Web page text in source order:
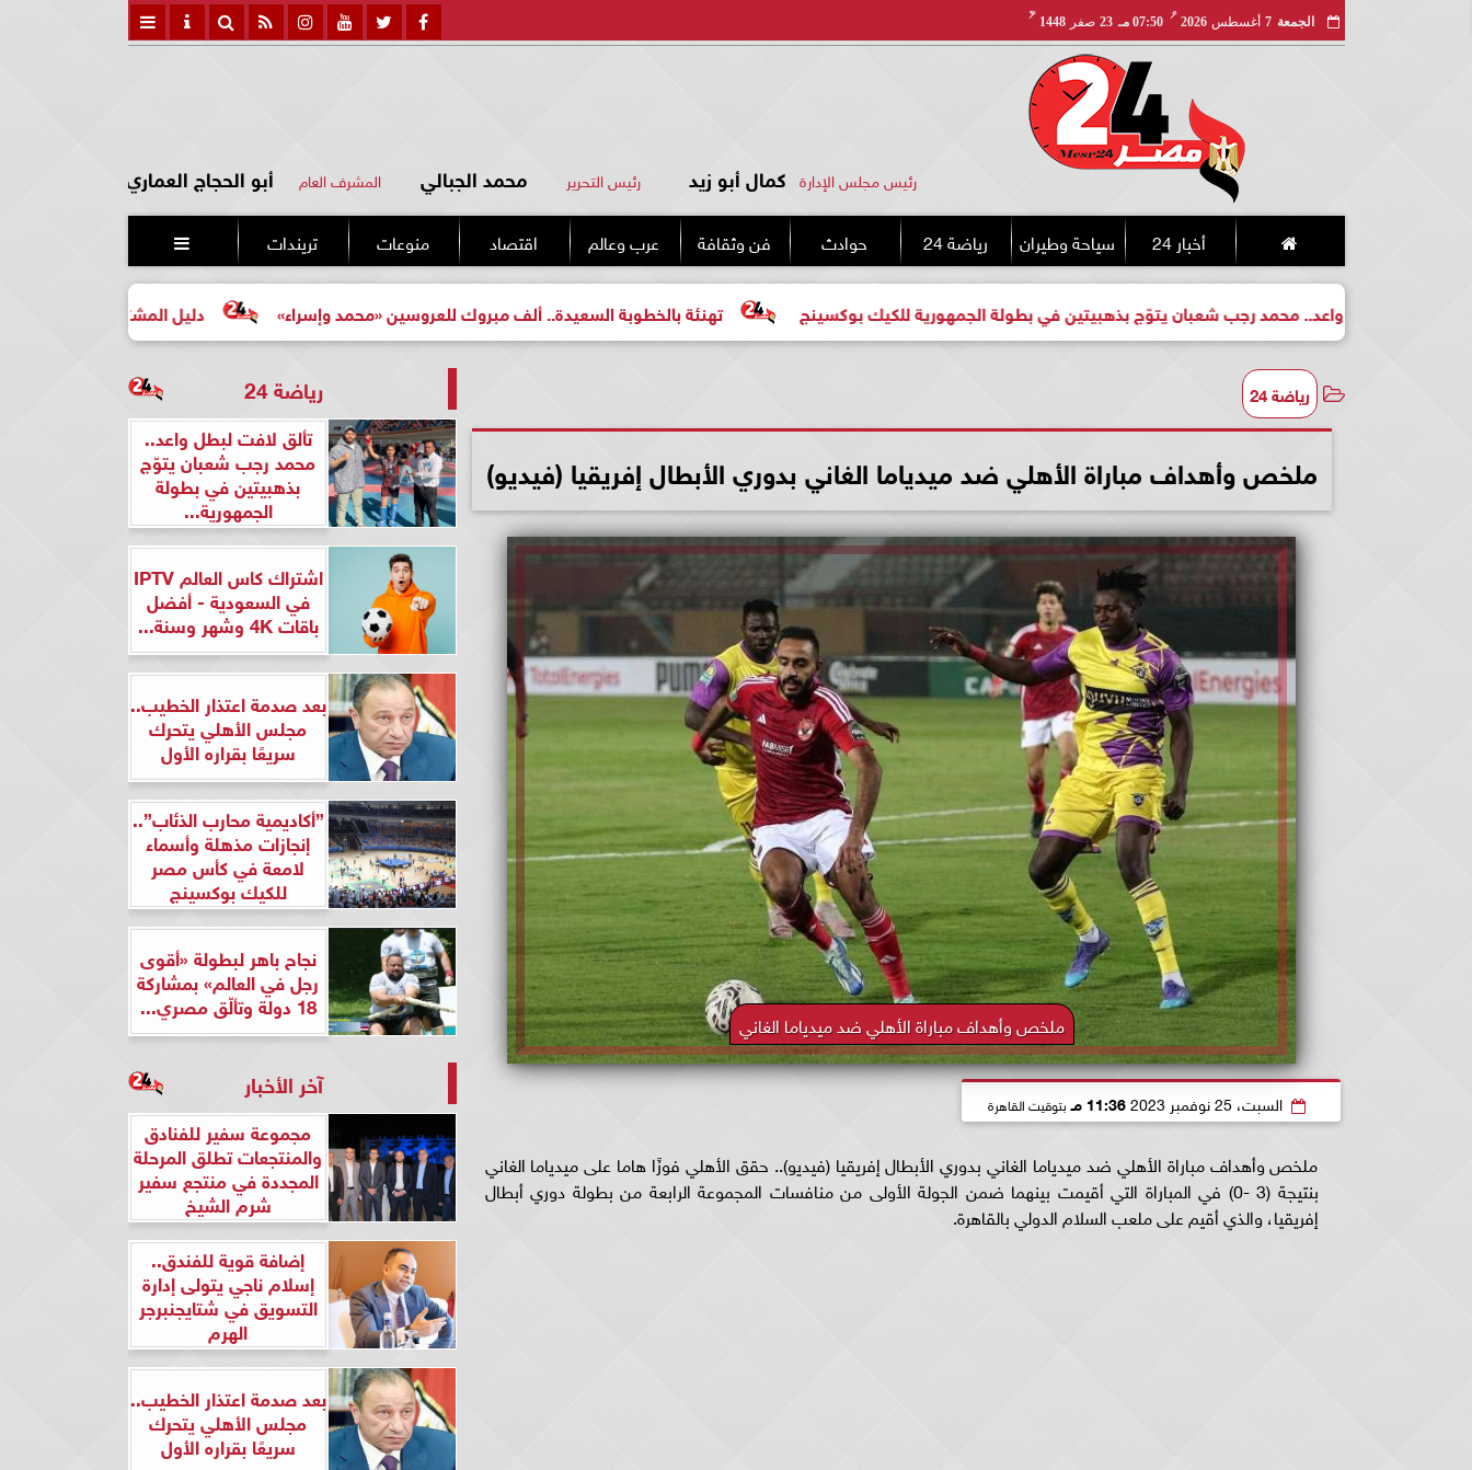
الجمعة 7 أغسطس 2026
مـ
07:50 مـ 23 صفر 1448
هـ
رئيس مجلس الإدارة كمال أبو زيد رئيس التحرير محمد الجبالي المشرف العام أبو الحجاج العماري
أخبار 24 سياحة وطيران رياضة 24 حوادث فن وثقافة عرب وعالم اقتصاد منوعات تريندات 
دليل المشتري لأول مرة لاختيار مشروع تهنئة بالخطوبة السعيدة.. ألف مبروك للعروسين «محمد وإسراء» واعد.. محمد رجب شعبان يتوّج بذهبيتين في بطولة الجمهورية للكيك بوكسينج
رياضة 24
ملخص وأهداف مباراة الأهلي ضد ميدياما الغاني بدوري الأبطال إفريقيا (فيديو)
ملخص وأهداف مباراة الأهلي ضد ميدياما الغاني
السبت، 25 نوفمبر 2023 11:36 مـ بتوقيت القاهرة
ملخص وأهداف مباراة الأهلي ضد ميدياما الغاني بدوري الأبطال إفريقيا (فيديو).. حقق الأهلي فوزًا هاما على ميدياما الغاني
بنتيجة (3 -0) في المباراة التي أقيمت بينهما ضمن الجولة الأولى من منافسات المجموعة الرابعة من بطولة دوري أبطال
إفريقيا، والذي أقيم على ملعب السلام الدولي بالقاهرة.
رياضة 24
تألق لافت لبطل واعد..
محمد رجب شعبان يتوّج
بذهبيتين في بطولة
الجمهورية...
اشتراك كاس العالم IPTV
في السعودية - أفضل
باقات 4K وشهر وسنة...
بعد صدمة اعتذار الخطيب..
مجلس الأهلي يتحرك
سريعًا بقراره الأول
”أكاديمية محارب الذئاب”..
إنجازات مذهلة وأسماء
لامعة في كأس مصر
للكيك بوكسينج
نجاح باهر لبطولة «أقوى
رجل في العالم» بمشاركة
18 دولة وتألّق مصري...
آخر الأخبار
مجموعة سفير للفنادق
والمنتجعات تطلق المرحلة
المجددة في منتجع سفير
شرم الشيخ
إضافة قوية للفندق..
إسلام ناجي يتولى إدارة
التسويق في شتايجنبرجر
الهرم
بعد صدمة اعتذار الخطيب..
مجلس الأهلي يتحرك
سريعًا بقراره الأول